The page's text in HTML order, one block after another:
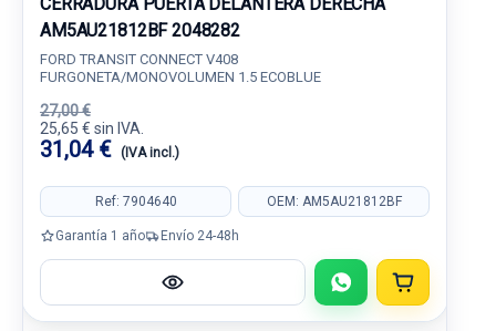
AM5AU21812BF 2048282
FORD TRANSIT CONNECT V408
FURGONETA/MONOVOLUMEN 1.5 ECOBLUE
27,00 €
25,65 € sin IVA.
31,04 € (IVA incl.)
Ref: 7904640 OEM: AM5AU21812BF
Garantía 1 año Envío 24-48h